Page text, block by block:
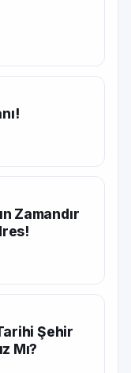
Zamandır
Şehir
Mı?